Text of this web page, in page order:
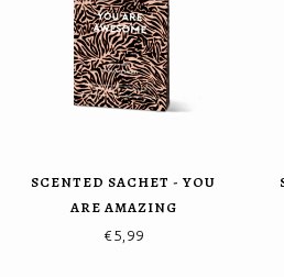
SCENTED SACHET - YOU
ARE AMAZING
€5,99